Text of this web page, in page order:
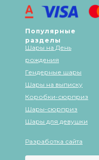
Популярные
разделы
Шары на День
рождения
Гендерные шары
Шары на выписку
Коробки-сюрприз
Шары-сюрприз
Шары для девушки
Разработка сайта